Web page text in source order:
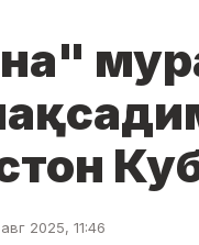
2025, 11:46